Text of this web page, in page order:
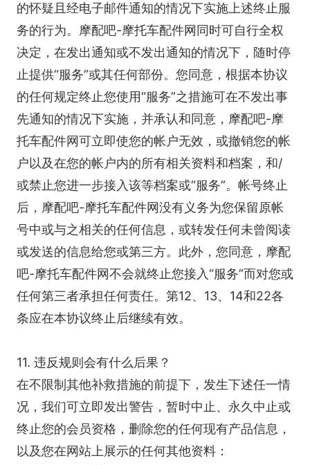
的怀疑且经电子邮件通知的情况下实施上述终止服
务的行为。摩配吧-摩托车配件网同时可自行全权
决定，在发出通知或不发出通知的情况下，随时停
止提供“服务”或其任何部份。您同意，根据本协议
的任何规定终止您使用“服务”之措施可在不发出事
先通知的情况下实施，并承认和同意，摩配吧-摩
托车配件网可立即使您的帐户无效，或撤销您的帐
户以及在您的帐户内的所有相关资料和档案，和/
或禁止您进一步接入该等档案或“服务”。帐号终止
后，摩配吧-摩托车配件网没有义务为您保留原帐
号中或与之相关的任何信息，或转发任何未曾阅读
或发送的信息给您或第三方。此外，您同意，摩配
吧-摩托车配件网不会就终止您接入“服务”而对您或
任何第三者承担任何责任。第12、13、14和22各
条应在本协议终止后继续有效。
11. 违反规则会有什么后果？
在不限制其他补救措施的前提下，发生下述任一情
况，我们可立即发出警告，暂时中止、永久中止或
终止您的会员资格，删除您的任何现有产品信息，
以及您在网站上展示的任何其他资料：